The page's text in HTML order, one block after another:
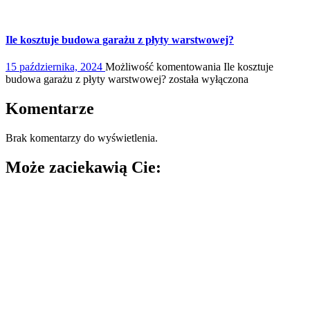
Ile kosztuje budowa garażu z płyty warstwowej?
15 października, 2024 Możliwość komentowania Ile kosztuje
budowa garażu z płyty warstwowej? została wyłączona
Komentarze
Brak komentarzy do wyświetlenia.
Może zaciekawią Cie: